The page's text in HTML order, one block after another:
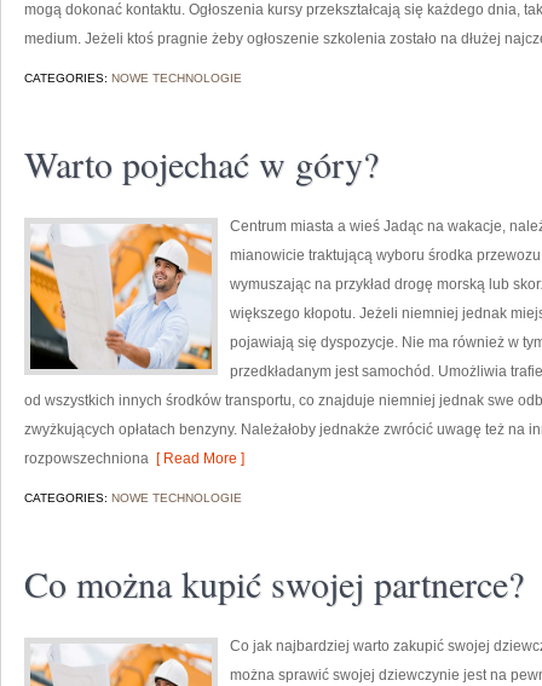
mogą dokonać kontaktu. Ogłoszenia kursy przekształcają się każdego dnia,
medium. Jeżeli ktoś pragnie żeby ogłoszenie szkolenia zostało na dłużej
CATEGORIES: NOWE TECHNOLOGIE
Warto pojechać w góry?
Centrum miasta a wieś Jadąc na wakacje,
mianowicie traktującą wyboru środka
wymuszając na przykład drogę morską lub
większego kłopotu. Jeżeli niemniej jednak
pojawiają się dyspozycje. Nie ma również w
przedkładanym jest samochód. Umożliwia
od wszystkich innych środków transportu, co znajduje niemniej jednak swe
zwyżkujących opłatach benzyny. Należałoby jednakże zwrócić uwagę też na
rozpowszechniona [ Read More ]
CATEGORIES: NOWE TECHNOLOGIE
Co można kupić swojej partnerce?
Co jak najbardziej warto zakupić swojej
można sprawić swojej dziewczynie jest na